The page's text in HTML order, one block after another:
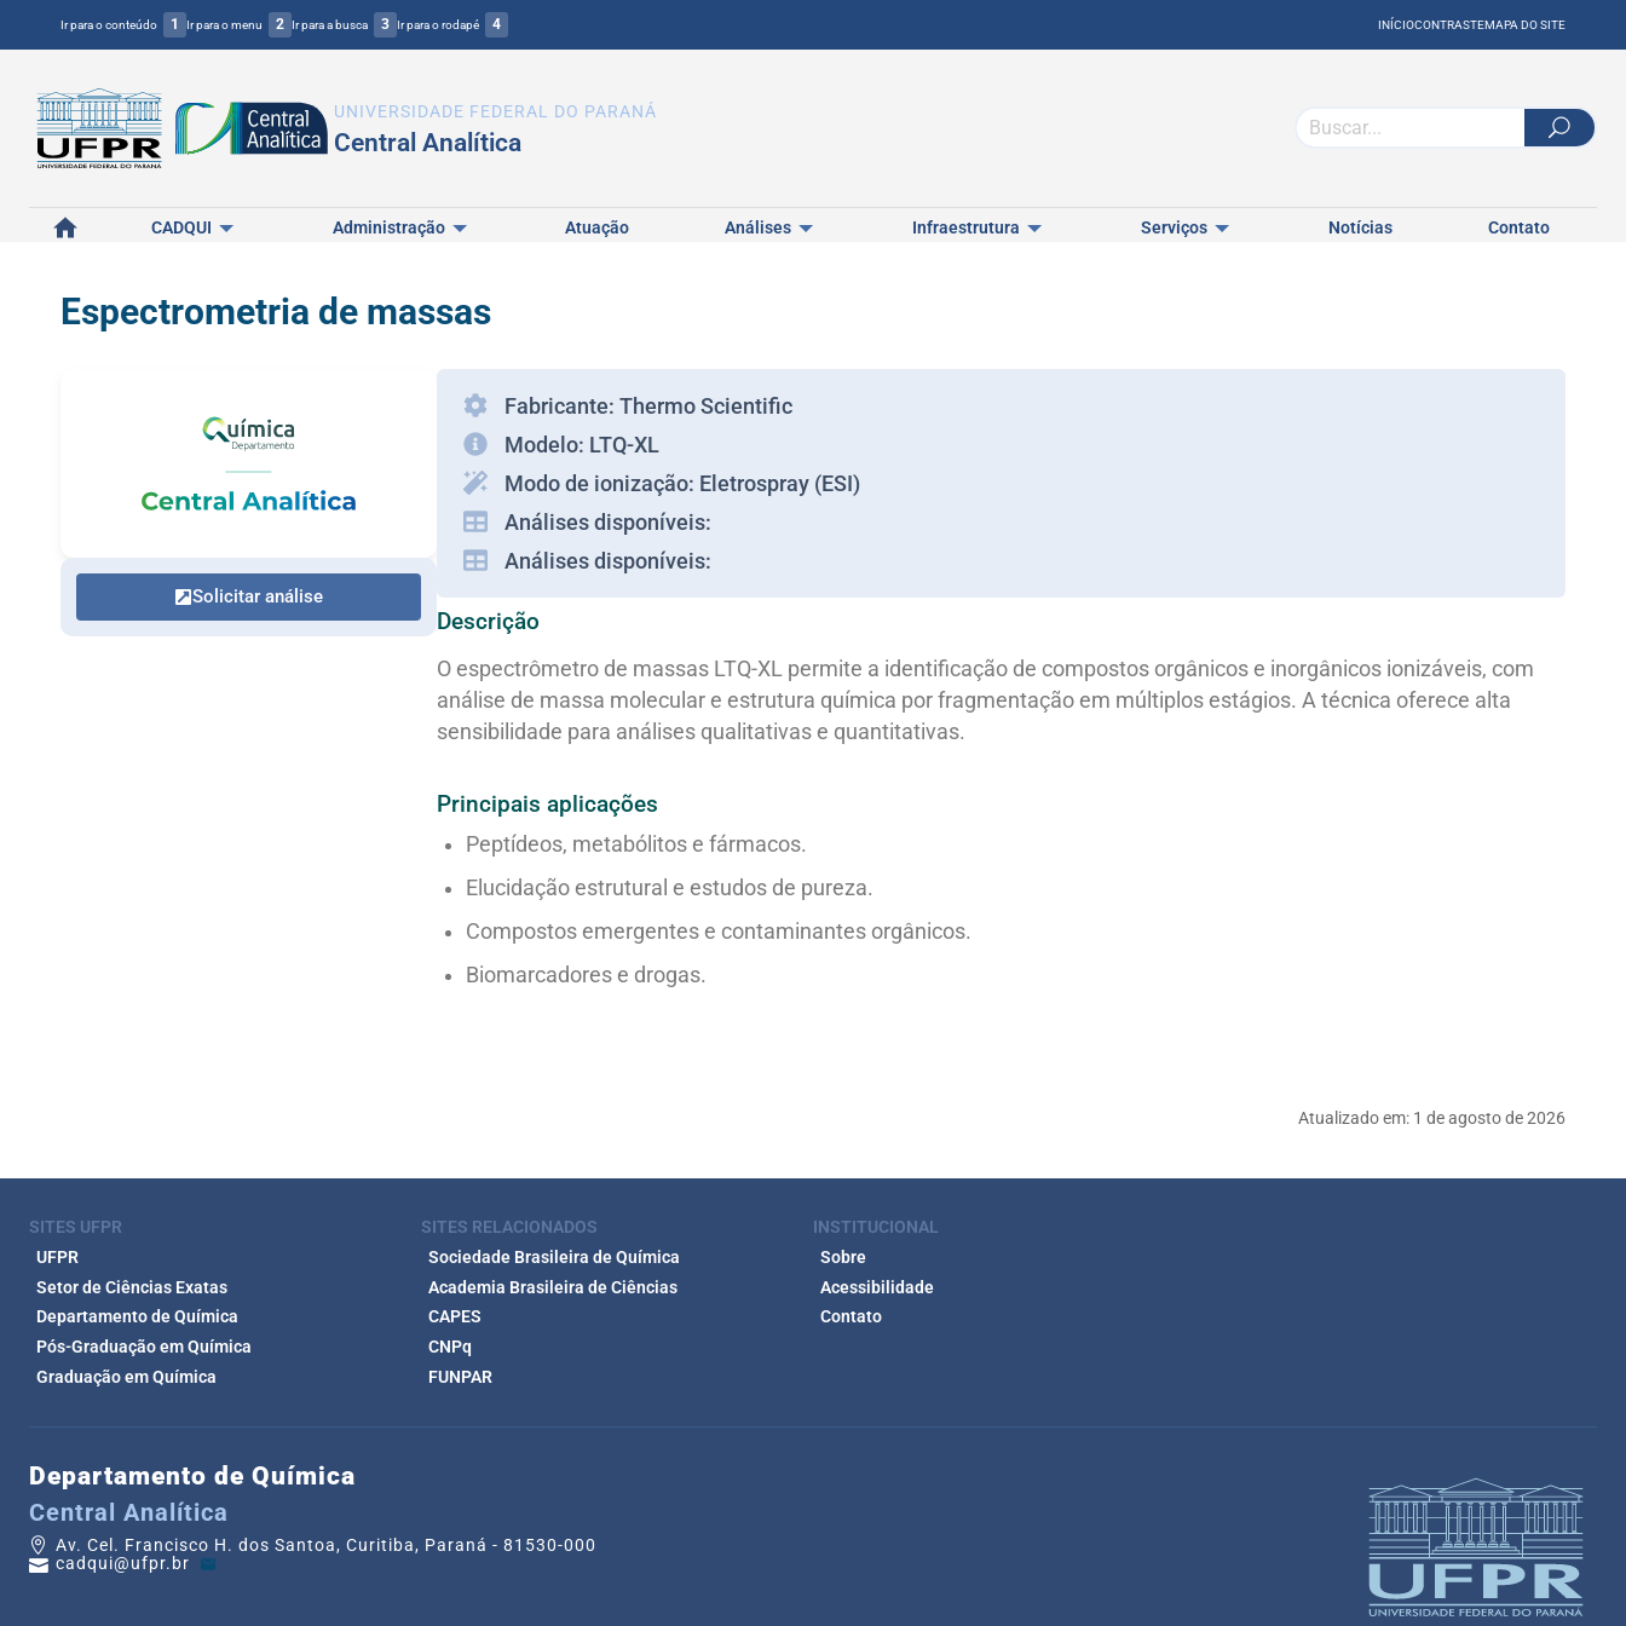
Ir para o conteúdo 1 Ir para o menu 2 Ir para a busca 3 Ir para o rodapé 4 INÍCIOCONTRASTEMAPA DO SITE
UNIVERSIDADE FEDERAL DO PARANÁ
Central Analítica
Início CADQUI Administração Atuação Análises Infraestrutura Serviços Notícias Contato
Espectrometria de massas
Solicitar análise
Fabricante: Thermo Scientific
Modelo: LTQ-XL
Modo de ionização: Eletrospray (ESI)
Análises disponíveis:
Análises disponíveis:
Descrição
O espectrômetro de massas LTQ-XL permite a identificação de compostos orgânicos e inorgânicos ionizáveis, com
análise de massa molecular e estrutura química por fragmentação em múltiplos estágios. A técnica oferece alta
sensibilidade para análises qualitativas e quantitativas.
Principais aplicações
Peptídeos, metabólitos e fármacos.
Elucidação estrutural e estudos de pureza.
Compostos emergentes e contaminantes orgânicos.
Biomarcadores e drogas.
Atualizado em: 1 de agosto de 2026
SITES UFPR
UFPR
Setor de Ciências Exatas
Departamento de Química
Pós-Graduação em Química
Graduação em Química
SITES RELACIONADOS
Sociedade Brasileira de Química
Academia Brasileira de Ciências
CAPES
CNPq
FUNPAR
INSTITUCIONAL
Sobre
Acessibilidade
Contato
Departamento de Química
Central Analítica
Av. Cel. Francisco H. dos Santoa, Curitiba, Paraná - 81530-000
cadqui@ufpr.br